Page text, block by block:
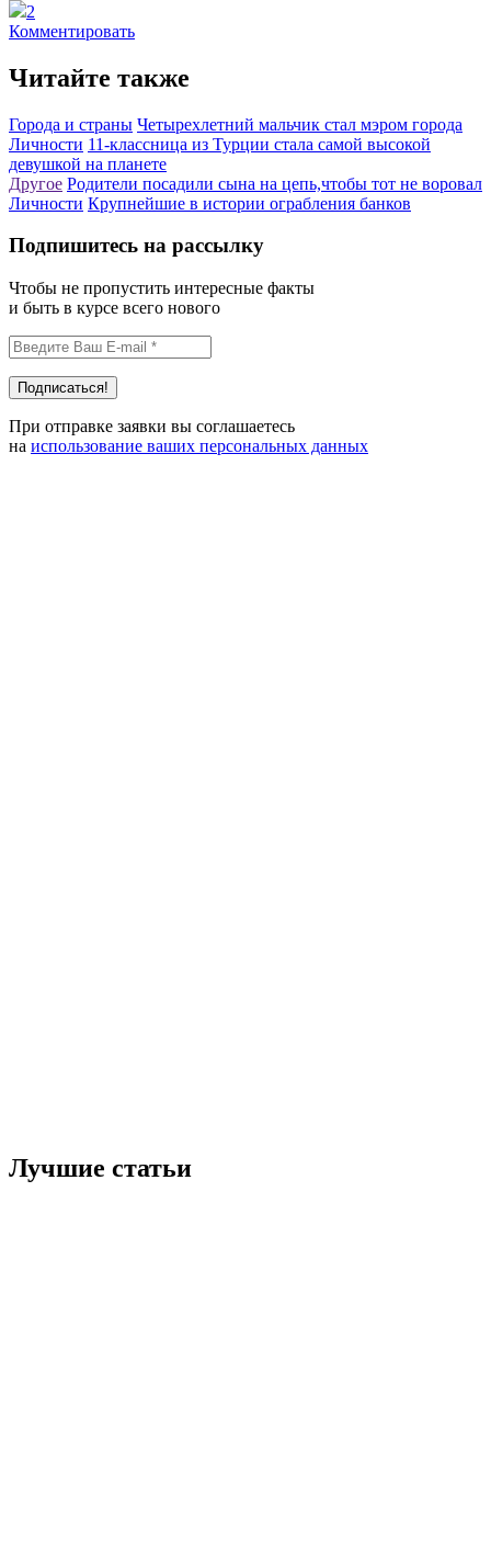
2
Комментировать
Читайте также
Города и страны Четырехлетний мальчик стал мэром города
Личности 11-классница из Турции стала самой высокой
девушкой на планете
Другое Родители посадили сына на цепь,чтобы тот не воровал
Личности Крупнейшие в истории ограбления банков
Подпишитесь на рассылку
Чтобы не пропустить интересные факты
и быть в курсе всего нового
При отправке заявки вы соглашаетесь
на использование ваших персональных данных
Лучшие статьи